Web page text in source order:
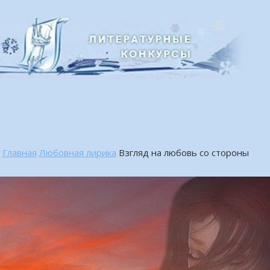
Главная Любовная лирика Взгляд на любовь со стороны